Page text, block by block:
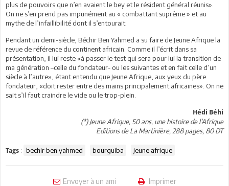
plus de pouvoirs que n’en avaient le bey et le résident général réunis».
On ne s’en prend pas impunément au « combattant suprême » et au
mythe de l’infaillibilité dont il s’entourait.
Pendant un demi-siècle, Béchir Ben Yahmed a su faire de Jeune Afrique la
revue de référence du continent africain. Comme il l’écrit dans sa
présentation, il lui reste «à passer le test qui sera pour lui la transition de
ma génération –celle du fondateur- ou les suivantes et en fait celle d’un
siècle à l’autre», étant entendu que Jeune Afrique, aux yeux du père
fondateur, «doit rester entre des mains principalement africaines». On ne
sait s’il faut craindre le vide ou le trop-plein.
Hédi Béhi
(*) Jeune Afrique, 50 ans, une histoire de l’Afrique
Editions de La Martinière, 288 pages, 80 DT
Tags : bechir ben yahmed bourguiba jeune afrique
Envoyer à un ami Imprimer